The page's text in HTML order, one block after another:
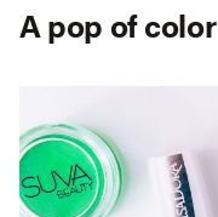
A pop of color